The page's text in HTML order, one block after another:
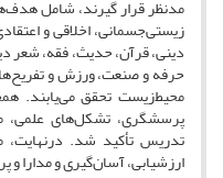
مدنظر قرار گیرند، شامل
زیستی‌جسمانی، اخلاقی و
دینی، قرآن، حدیث، فقه،
حرفه و صنعت، ورزش و
محیط‌زیست تحقق می‌یابند.
پرسشگری، تشکل‌های
تدریس تأکید شد. درنهایت،
ارزشیابی، آسان‌گیری و مدارا و